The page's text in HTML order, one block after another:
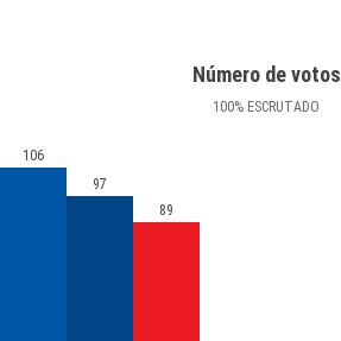
Número de votos
100% ESCRUTADO
106
97
89